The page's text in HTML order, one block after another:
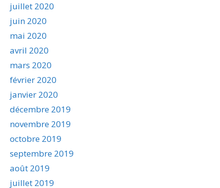
juillet 2020
juin 2020
mai 2020
avril 2020
mars 2020
février 2020
janvier 2020
décembre 2019
novembre 2019
octobre 2019
septembre 2019
août 2019
juillet 2019